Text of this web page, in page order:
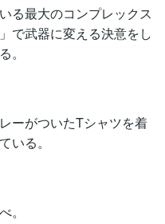
る最大のコンプレックス
で武器に変える決意をし
。
ーがついたTシャツを着
いる。
。